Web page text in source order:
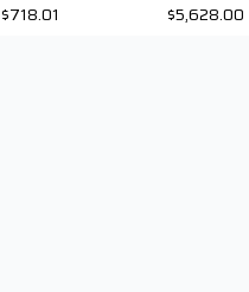
$718.01 $5,628.00